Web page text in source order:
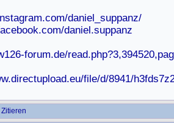
daniel_suppanz/
daniel.suppanz
forum.de/
file/d/8941/
Zitieren